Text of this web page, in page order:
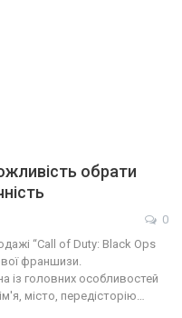
обрати
0
“Call of Duty: Black Ops
франшизи.
із головних особливостей
місто, передісторію…